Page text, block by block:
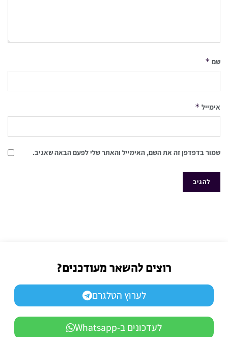
שם *
אימייל *
שמור בדפדפן זה את השם, האימייל והאתר שלי לפעם הבאה שאגיב.
רוצים להשאר מעודכנים?
לערוץ הטלגרם
לעדכונים ב-Whatsapp